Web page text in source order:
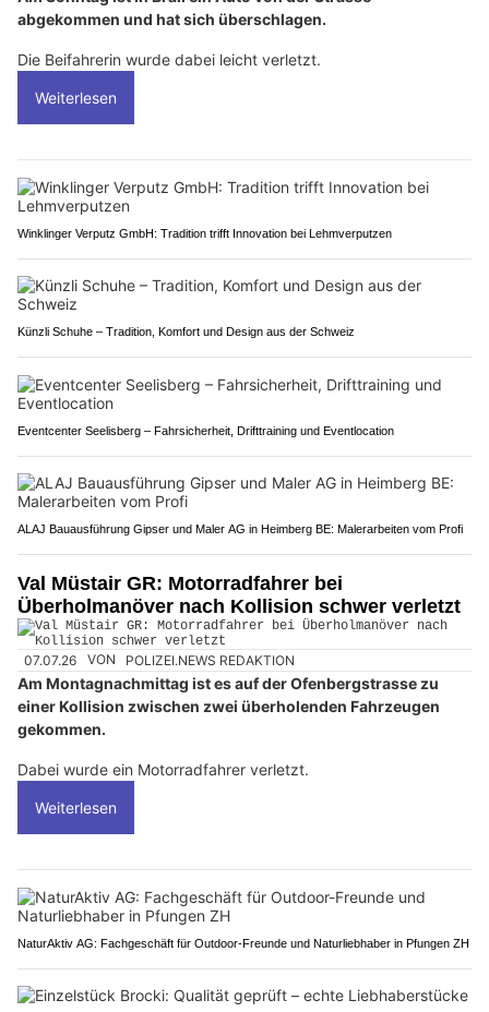
abgekommen und hat sich überschlagen.
Die Beifahrerin wurde dabei leicht verletzt.
Weiterlesen
Winklinger Verputz GmbH: Tradition trifft Innovation bei Lehmverputzen
Künzli Schuhe – Tradition, Komfort und Design aus der Schweiz
Eventcenter Seelisberg – Fahrsicherheit, Drifttraining und Eventlocation
ALAJ Bauausführung Gipser und Maler AG in Heimberg BE: Malerarbeiten vom Profi
Val Müstair GR: Motorradfahrer bei
Überholmanöver nach Kollision schwer verletzt
07.07.26 VON POLIZEI.NEWS REDAKTION
Am Montagnachmittag ist es auf der Ofenbergstrasse zu
einer Kollision zwischen zwei überholenden Fahrzeugen
gekommen.
Dabei wurde ein Motorradfahrer verletzt.
Weiterlesen
NaturAktiv AG: Fachgeschäft für Outdoor-Freunde und Naturliebhaber in Pfungen ZH